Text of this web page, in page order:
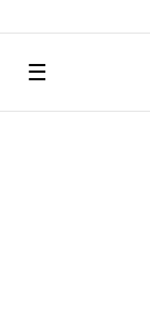
☰